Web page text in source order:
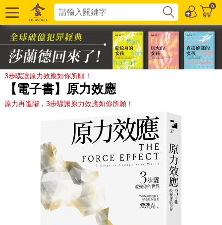
0
3步驟讓原力效應如你所願！
【電子書】原力效應
原力再進階，3步驟讓原力效應如你所願！